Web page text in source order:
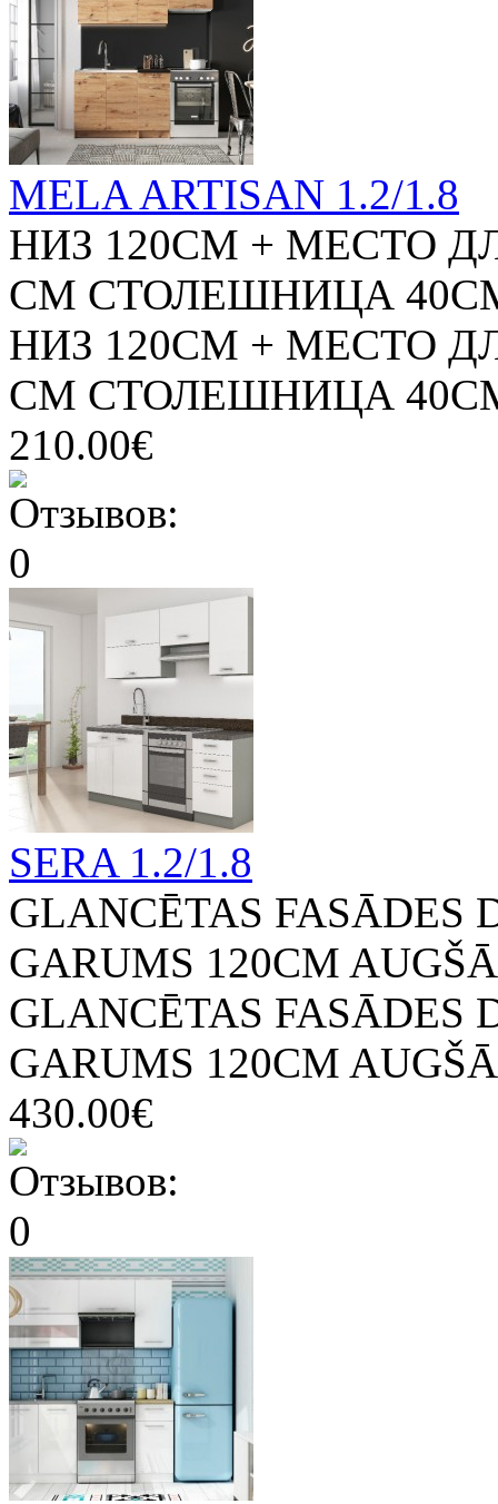
MELA ARTISAN 1.2/1.8
НИЗ 120СМ + МЕСТО
СМ СТОЛЕШНИЦА
НИЗ 120СМ + МЕСТО
СМ СТОЛЕШНИЦА
210.00€
SERA 1.2/1.8
GLANCĒTAS FASĀDES
GARUMS 120CM
GLANCĒTAS FASĀDES
GARUMS 120CM
430.00€